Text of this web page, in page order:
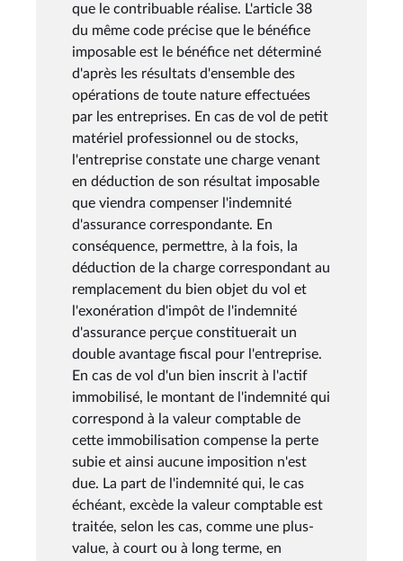
que le contribuable réalise. L'article 38
du même code précise que le bénéfice
imposable est le bénéfice net déterminé
d'après les résultats d'ensemble des
opérations de toute nature effectuées
par les entreprises. En cas de vol de petit
matériel professionnel ou de stocks,
l'entreprise constate une charge venant
en déduction de son résultat imposable
que viendra compenser l'indemnité
d'assurance correspondante. En
conséquence, permettre, à la fois, la
déduction de la charge correspondant au
remplacement du bien objet du vol et
l'exonération d'impôt de l'indemnité
d'assurance perçue constituerait un
double avantage fiscal pour l'entreprise.
En cas de vol d'un bien inscrit à l'actif
immobilisé, le montant de l'indemnité qui
correspond à la valeur comptable de
cette immobilisation compense la perte
subie et ainsi aucune imposition n'est
due. La part de l'indemnité qui, le cas
échéant, excède la valeur comptable est
traitée, selon les cas, comme une plus-
value, à court ou à long terme, en